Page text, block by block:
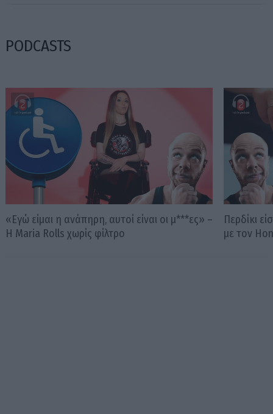
PODCASTS
«Εγώ είμαι η ανάπηρη, αυτοί είναι οι μ***ες» –
Η Maria Rolls χωρίς φίλτρο
Περδίκι
με τον